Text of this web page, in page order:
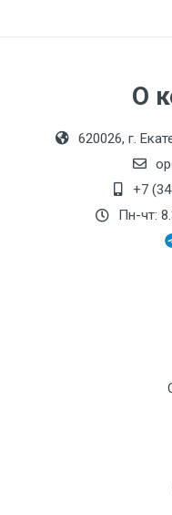
О
620026, г.
+7
Пн-чт: